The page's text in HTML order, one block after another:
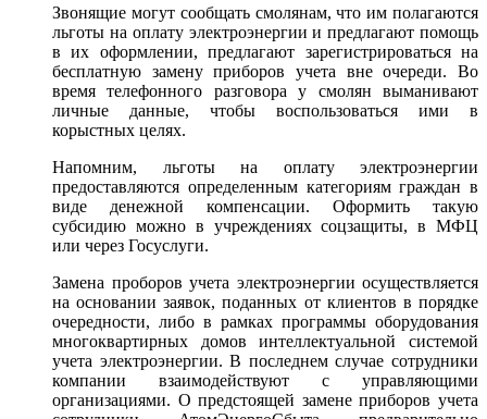
Звонящие могут сообщать смолянам, что им полагаются
льготы на оплату электроэнергии и предлагают помощь
в их оформлении, предлагают зарегистрироваться на
бесплатную замену приборов учета вне очереди. Во
время телефонного разговора у смолян выманивают
личные данные, чтобы воспользоваться ими в
корыстных целях.
Напомним, льготы на оплату электроэнергии
предоставляются определенным категориям граждан в
виде денежной компенсации. Оформить такую
субсидию можно в учреждениях соцзащиты, в МФЦ
или через Госуслуги.
Замена проборов учета электроэнергии осуществляется
на основании заявок, поданных от клиентов в порядке
очередности, либо в рамках программы оборудования
многоквартирных домов интеллектуальной системой
учета электроэнергии. В последнем случае сотрудники
компании взаимодействуют с управляющими
организациями. О предстоящей замене приборов учета